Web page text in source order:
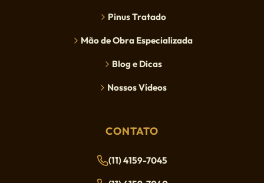
Pinus Tratado
Mão de Obra Especializada
Blog e Dicas
Nossos Vídeos
CONTATO
(11) 4159-7045